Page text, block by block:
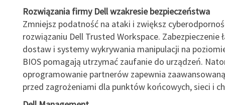
Rozwiązania firmy Dell wzakresie bezpieczeństwa
Zmniejsz podatność na ataki i zwiększ
rozwiązaniu Dell Trusted Workspace. Zabezpieczenie
dostaw i systemy wykrywania manipulacji na
BIOS pomagają utrzymać zaufanie do urządzeń.
oprogramowanie partnerów zapewnia
przed zagrożeniami dla punktów końcowych, sieci i